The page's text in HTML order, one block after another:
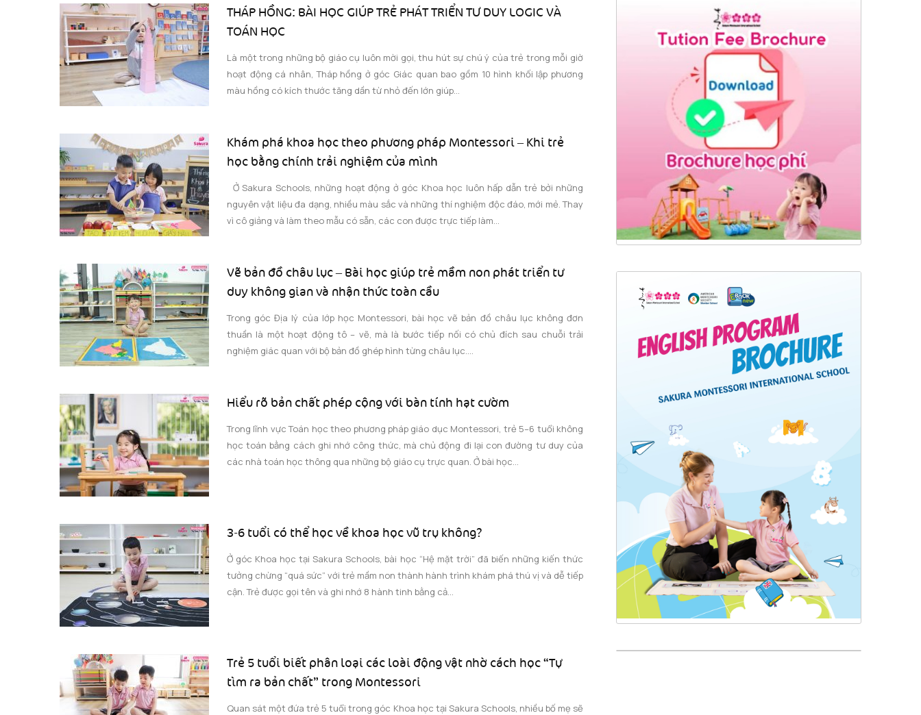
THÁP HỒNG: BÀI HỌC GIÚP TRẺ PHÁT TRIỂN TƯ DUY LOGIC VÀ
TOÁN HỌC
Là một trong những bộ giáo cụ luôn mời gọi, thu hút sự chú ý của trẻ trong mỗi giờ
hoạt động cá nhân, Tháp hồng ở góc Giác quan bao gồm 10 hình khối lập phương
màu hồng có kích thước tăng dần từ nhỏ đến lớn giúp...
Khám phá khoa học theo phương pháp Montessori – Khi trẻ
học bằng chính trải nghiệm của mình
Ở Sakura Schools, những hoạt động ở góc Khoa học luôn hấp dẫn trẻ bởi những
nguyên vật liệu đa dạng, nhiều màu sắc và những thí nghiệm độc đáo, mới mẻ. Thay
vì cô giảng và làm theo mẫu có sẵn, các con được trực tiếp làm...
Vẽ bản đồ châu lục – Bài học giúp trẻ mầm non phát triển tư
duy không gian và nhận thức toàn cầu
Trong góc Địa lý của lớp học Montessori, bài học vẽ bản đồ châu lục không đơn
thuần là một hoạt động tô – vẽ, mà là bước tiếp nối có chủ đích sau chuỗi trải
nghiệm giác quan với bộ bản đồ ghép hình từng châu lục....
Hiểu rõ bản chất phép cộng với bàn tính hạt cườm
Trong lĩnh vực Toán học theo phương pháp giáo dục Montessori, trẻ 5–6 tuổi không
học toán bằng cách ghi nhớ công thức, mà chủ động đi lại con đường tư duy của
các nhà toán học thông qua những bộ giáo cụ trực quan. Ở bài học...
3-6 tuổi có thể học về khoa học vũ trụ không?
Ở góc Khoa học tại Sakura Schools, bài học “Hệ mặt trời” đã biến những kiến thức
tưởng chừng “quá sức” với trẻ mầm non thành hành trình khám phá thú vị và dễ tiếp
cận. Trẻ được gọi tên và ghi nhớ 8 hành tinh bằng cả...
Trẻ 5 tuổi biết phân loại các loài động vật nhờ cách học “Tự
tìm ra bản chất” trong Montessori
Quan sát một đứa trẻ 5 tuổi trong góc Khoa học tại Sakura Schools, nhiều bố mẹ sẽ